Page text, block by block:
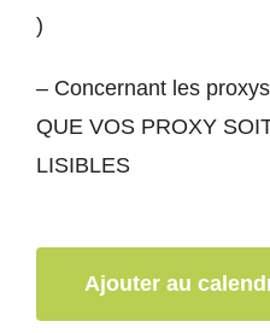
)
– Concernant les
QUE VOS PROXY
LISIBLES
Ajouter au